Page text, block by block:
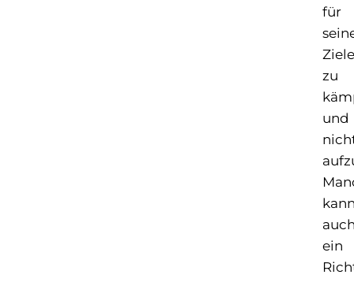
für
Ziele
zu
und
ein